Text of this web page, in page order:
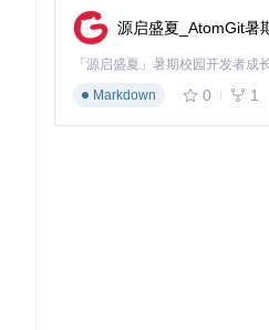
固件烧录的操作实施
掌握正确的烧录流程可以避免
图2：HelloWord键盘内部结构
源启盛夏_AtomGit暑
Markdown
0 1